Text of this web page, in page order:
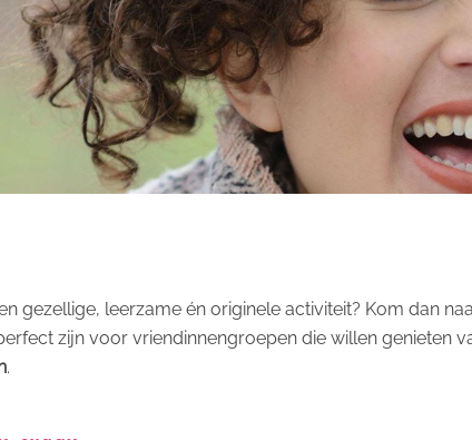
gezellige, leerzame én originele activiteit? Kom dan
zijn voor vriendinnengroepen die willen genieten
.